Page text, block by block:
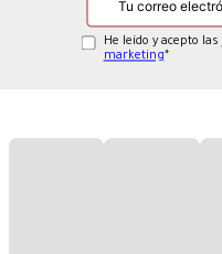
He leído y acepto las
marketing*